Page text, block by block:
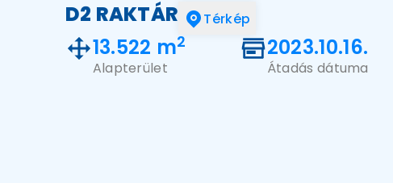
D2 RAKTÁR Térkép
13.522 m2
Alapterület
2023.10.16.
Átadás dátuma